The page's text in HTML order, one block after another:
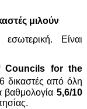
μιλούν
Είναι
Councils for the
δικαστές από όλη
βαθμολογία 5,6/10